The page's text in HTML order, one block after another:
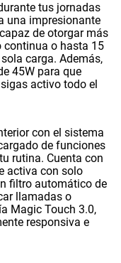
tus jornadas
una impresionante
de otorgar más
continua o hasta 15
carga. Además,
45W para que
activo todo el
con el sistema
de funciones
rutina. Cuenta con
activa con solo
filtro automático de
llamadas o
Magic Touch 3.0,
responsiva e